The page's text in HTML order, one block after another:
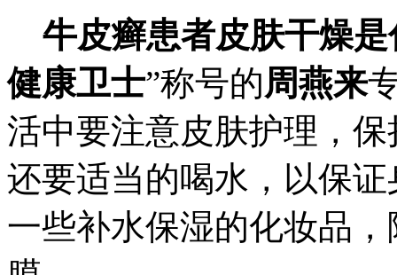
牛皮癣患者皮肤干燥
健康卫士”称号的周燕来
活中要注意皮肤护理，
还要适当的喝水，以保
一些补水保湿的化妆品